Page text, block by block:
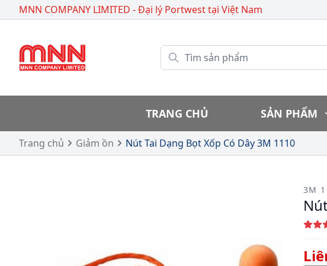
MNN COMPANY LIMITED - Đại lý Portwesttại Việt Nam
TRANG CHỦ SẢN PHẨM
Trang chủ Giảm ồn Nút Tai Dạng Bọt Xốp Có Dây 3M 1110
3M